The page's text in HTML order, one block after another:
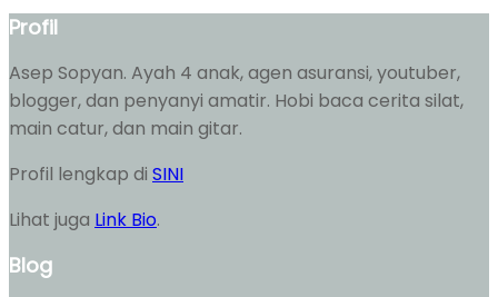
Profil
Asep Sopyan. Ayah 4 anak, agen asuransi, youtuber,
blogger, dan penyanyi amatir. Hobi baca cerita silat,
main catur, dan main gitar.
Profil lengkap di SINI
Lihat juga Link Bio.
Blog